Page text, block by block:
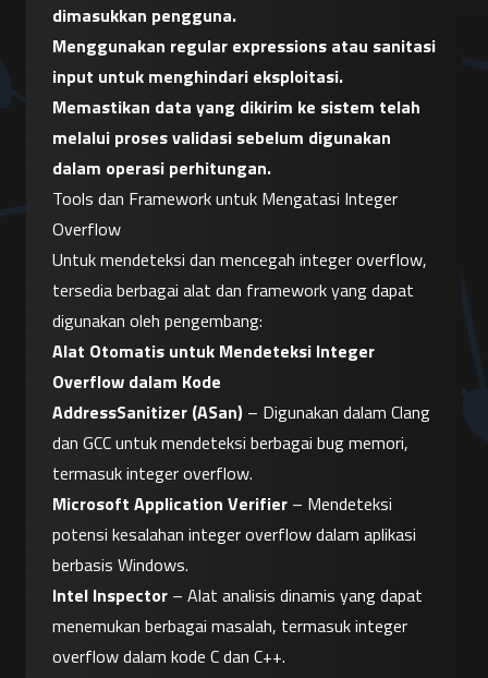
dimasukkan pengguna.
Menggunakan regular expressions atau sanitasi
input untuk menghindari eksploitasi.
Memastikan data yang dikirim ke sistem telah
melalui proses validasi sebelum digunakan
dalam operasi perhitungan.
Tools dan Framework untuk Mengatasi Integer
Overflow
Untuk mendeteksi dan mencegah integer overflow,
tersedia berbagai alat dan framework yang dapat
digunakan oleh pengembang:
Alat Otomatis untuk Mendeteksi Integer
Overflow dalam Kode
AddressSanitizer (ASan) – Digunakan dalam Clang
dan GCC untuk mendeteksi berbagai bug memori,
termasuk integer overflow.
Microsoft Application Verifier – Mendeteksi
potensi kesalahan integer overflow dalam aplikasi
berbasis Windows.
Intel Inspector – Alat analisis dinamis yang dapat
menemukan berbagai masalah, termasuk integer
overflow dalam kode C dan C++.